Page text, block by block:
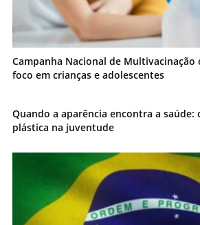
Campanha Nacional de Multivacinação
foco em crianças e adolescentes
Quando a aparência encontra a saúde:
plástica na juventude